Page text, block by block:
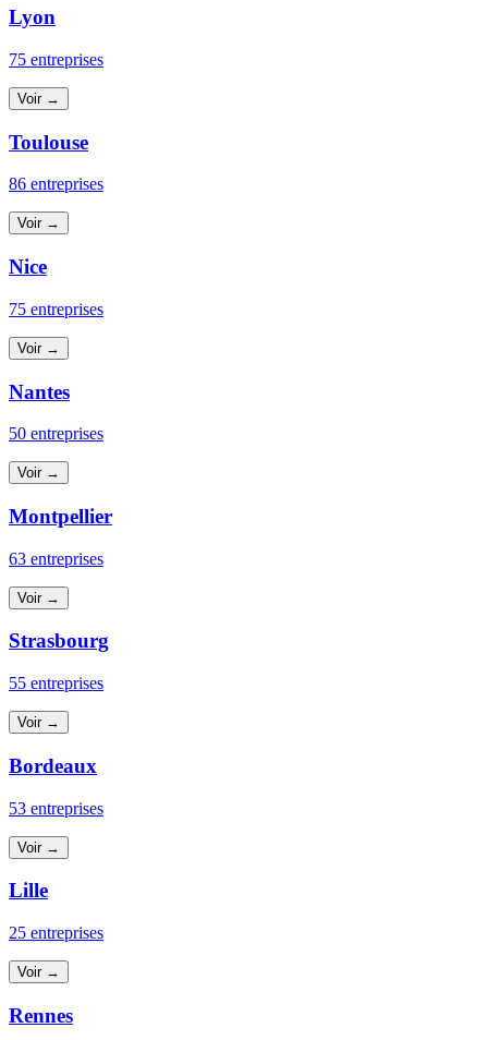
Lyon
75 entreprises
Voir →
Toulouse
86 entreprises
Voir →
Nice
75 entreprises
Voir →
Nantes
50 entreprises
Voir →
Montpellier
63 entreprises
Voir →
Strasbourg
55 entreprises
Voir →
Bordeaux
53 entreprises
Voir →
Lille
25 entreprises
Voir →
Rennes